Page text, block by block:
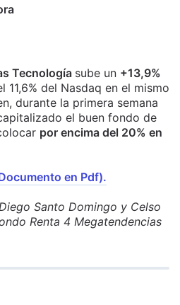
Tecnología sube un +13,9%
11,6% del Nasdaq en el mismo
durante la primera semana
el buen fondo de
por encima del 20% en
en Pdf).
Santo Domingo y Celso
Renta 4 Megatendencias